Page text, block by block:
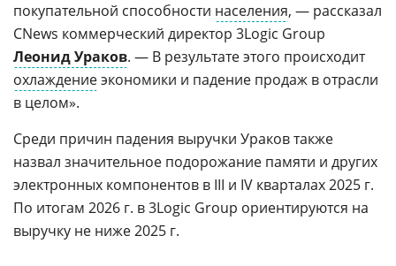
покупательной способности населения, — рассказал
CNews коммерческий директор 3Logic Group
Леонид Ураков. — В результате этого происходит
охлаждениеэкономики и падение продаж в отрасли
в целом».
Среди причин падения выручки Ураков также
назвал значительное подорожание памяти и других
электронных компонентов в III и IV кварталах 2025 г.
По итогам 2026 г. в 3Logic Group ориентируются на
выручку не ниже 2025 г.